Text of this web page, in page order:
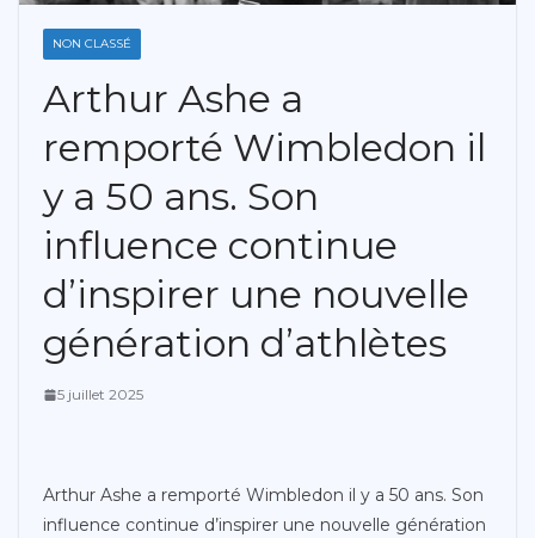
NON CLASSÉ
Arthur Ashe a
remporté Wimbledon il
y a 50 ans. Son
influence continue
d’inspirer une nouvelle
génération d’athlètes
5 juillet 2025
Arthur Ashe a remporté Wimbledon il y a 50 ans. Son
influence continue d’inspirer une nouvelle génération